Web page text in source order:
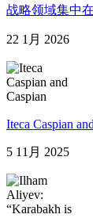
战略领域集中
22 1月 2026
Iteca Caspian
5 11月 2025